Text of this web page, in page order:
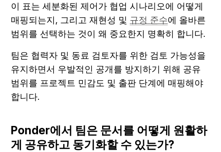
이 표는 세분화된 제어가 협업 시나리오에 어떻게
매핑되는지, 그리고 재현성 및 규정 준수에 올바른
범위를 선택하는 것이 왜 중요한지 명확히 합니다.
팀은 협력자 및 동료 검토자를 위한 검토 가능성을
유지하면서 우발적인 공개를 방지하기 위해 공유
범위를 프로젝트 민감도 및 출판 단계에 매핑해야
합니다.
Ponder에서 팀은 문서를 어떻게 원활하
게 공유하고 동기화할 수 있는가?